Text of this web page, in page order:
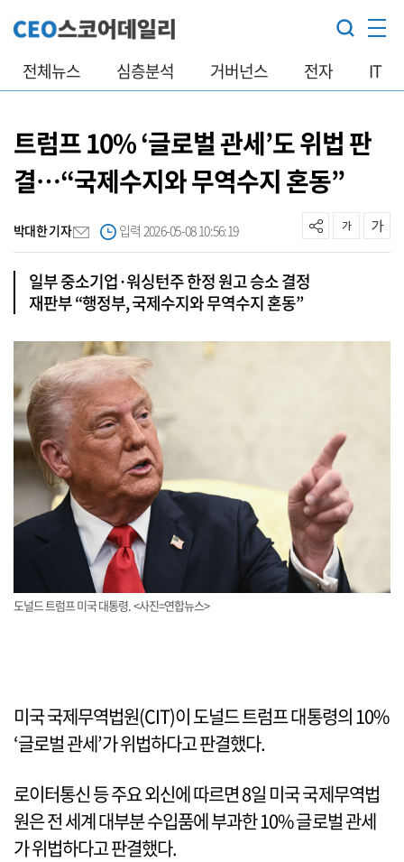
전체뉴스 심층분석 거버넌스 전자 IT
트럼프 10% ‘글로벌 관세’도 위법 판
결…“국제수지와 무역수지 혼동”
박대한 기자 입력 2026-05-08 10:56:19
일부 중소기업·워싱턴주 한정 원고 승소 결정
재판부 “행정부, 국제수지와 무역수지 혼동”
도널드 트럼프 미국 대통령. <사진=연합뉴스>
미국 국제무역법원(CIT)이 도널드 트럼프 대통령의 10%
‘글로벌 관세’가 위법하다고 판결했다.
로이터통신 등 주요 외신에 따르면 8일 미국 국제무역법
원은 전 세계 대부분 수입품에 부과한 10% 글로벌 관세
가 위법하다고 판결했다.